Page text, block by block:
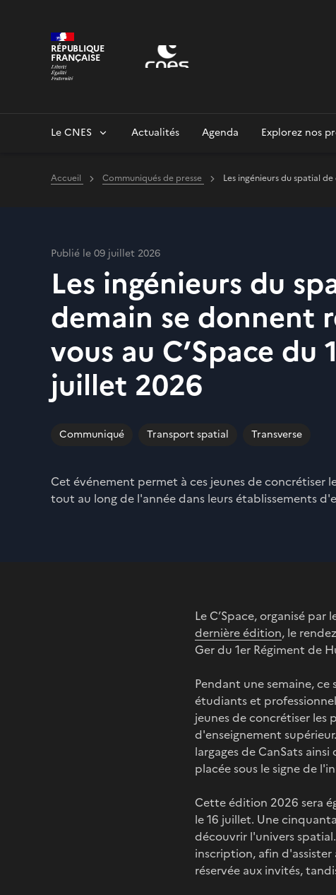
RÉPUBLIQUE
FRANÇAISE
Le CNES Actualités Agenda Explorez nos
Accueil Communiqués de presse Les ingénieurs du spatial
Publié le 09 juillet 2026
Les ingénieurs du
demain se donnent
vous au C’Space du
juillet 2026
Communiqué Transport spatial Transverse
Cet événement permet à ces jeunes de concrétiser
tout au long de l'année dans leurs établissements
Le C’Space, organisé
dernière édition, le
Ger du 1er Régiment de
Pendant une semaine,
étudiants et
jeunes de concrétiser les
d'enseignement
largages de CanSats
placée sous le signe de
Cette édition 2026 sera
le 16 juillet. Une
découvrir l'univers
inscription, afin d'assister
réservée aux invités,